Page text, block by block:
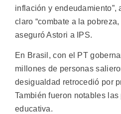
inflación y endeudamiento”,
claro “combate a la
aseguró Astori a IPS.
En Brasil, con el PT
millones de personas
desigualdad retrocedió por
También fueron notables
educativa.